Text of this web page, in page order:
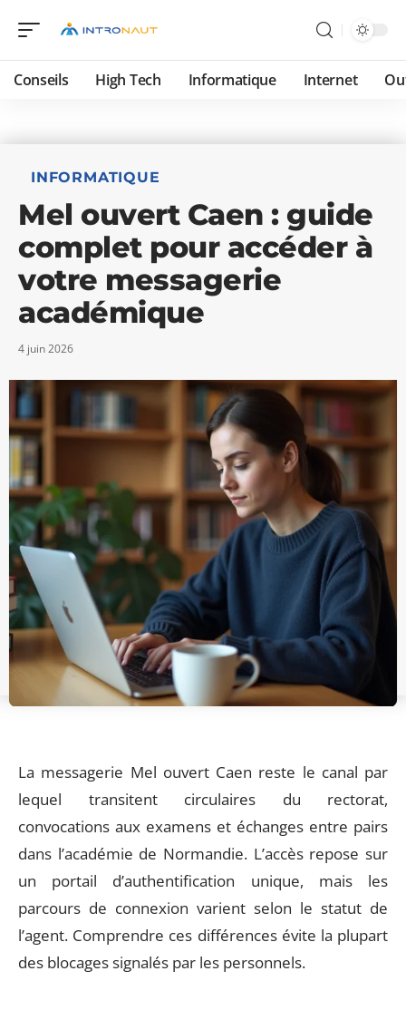
Conseils High Tech Informatique Internet
INFORMATIQUE
Mel ouvert Caen : guide
complet pour accéder à
votre messagerie
académique
4 juin 2026
La messagerie Mel ouvert Caen reste le canal par
lequel transitent circulaires du rectorat,
convocations aux examens et échanges entre pairs
dans l’académie de Normandie. L’accès repose sur
un portail d’authentification unique, mais les
parcours de connexion varient selon le statut de
l’agent. Comprendre ces différences évite la plupart
des blocages signalés par les personnels.